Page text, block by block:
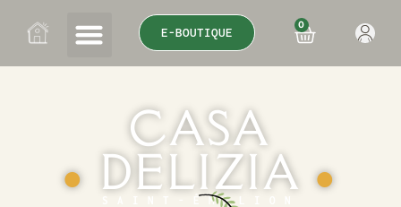
E-BOUTIQUE
0
CASA
● DELIZIA ●
SAINT-ÉMILION